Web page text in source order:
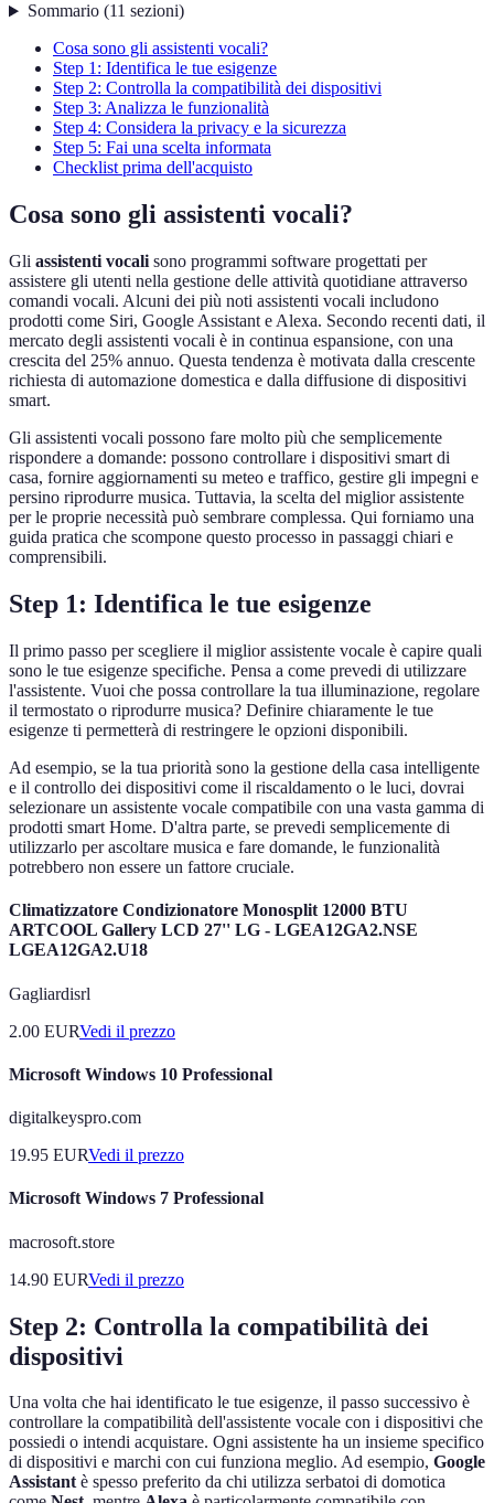
Sommario(11 sezioni)
Cosa sono gli assistenti vocali?
Step 1: Identifica le tue esigenze
Step 2: Controlla la compatibilità dei dispositivi
Step 3: Analizza le funzionalità
Step 4: Considera la privacy e la sicurezza
Step 5: Fai una scelta informata
Checklist prima dell'acquisto
Cosa sono gli assistenti vocali?
Gli assistenti vocali sono programmi software progettati per
assistere gli utenti nella gestione delle attività quotidiane attraverso
comandi vocali. Alcuni dei più noti assistenti vocali includono
prodotti come Siri, Google Assistant e Alexa. Secondo recenti dati, il
mercato degli assistenti vocali è in continua espansione, con una
crescita del 25% annuo. Questa tendenza è motivata dalla crescente
richiesta di automazione domestica e dalla diffusione di dispositivi
smart.
Gli assistenti vocali possono fare molto più che semplicemente
rispondere a domande: possono controllare i dispositivi smart di
casa, fornire aggiornamenti su meteo e traffico, gestire gli impegni e
persino riprodurre musica. Tuttavia, la scelta del miglior assistente
per le proprie necessità può sembrare complessa. Qui forniamo una
guida pratica che scompone questo processo in passaggi chiari e
comprensibili.
Step 1: Identifica le tue esigenze
Il primo passo per scegliere il miglior assistente vocale è capire quali
sono le tue esigenze specifiche. Pensa a come prevedi di utilizzare
l'assistente. Vuoi che possa controllare la tua illuminazione, regolare
il termostato o riprodurre musica? Definire chiaramente le tue
esigenze ti permetterà di restringere le opzioni disponibili.
Ad esempio, se la tua priorità sono la gestione della casa intelligente
e il controllo dei dispositivi come il riscaldamento o le luci, dovrai
selezionare un assistente vocale compatibile con una vasta gamma di
prodotti smart Home. D'altra parte, se prevedi semplicemente di
utilizzarlo per ascoltare musica e fare domande, le funzionalità
potrebbero non essere un fattore cruciale.
Climatizzatore Condizionatore Monosplit 12000 BTU
ARTCOOL Gallery LCD 27'' LG - LGEA12GA2.NSE
LGEA12GA2.U18
Gagliardisrl
2.00 EURVedi il prezzo
Microsoft Windows 10 Professional
digitalkeyspro.com
19.95 EURVedi il prezzo
Microsoft Windows 7 Professional
macrosoft.store
14.90 EURVedi il prezzo
Step 2: Controlla la compatibilità dei
dispositivi
Una volta che hai identificato le tue esigenze, il passo successivo è
controllare la compatibilità dell'assistente vocale con i dispositivi che
possiedi o intendi acquistare. Ogni assistente ha un insieme specifico
di dispositivi e marchi con cui funziona meglio. Ad esempio, Google
Assistantè spesso preferito da chi utilizza serbatoi di domotica